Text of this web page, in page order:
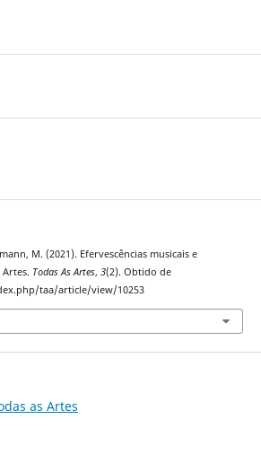
M. (2021). Efervescências musicais e
Todas As Artes, 3(2). Obtido de
taa/article/view/10253
as Artes